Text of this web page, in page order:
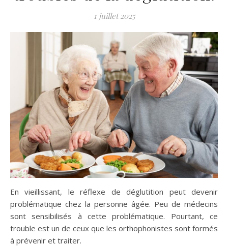
1 juillet 2025
En vieillissant, le réflexe de déglutition peut devenir
problématique chez la personne âgée. Peu de médecins
sont sensibilisés à cette problématique. Pourtant, ce
trouble est un de ceux que les orthophonistes sont formés
à prévenir et traiter.